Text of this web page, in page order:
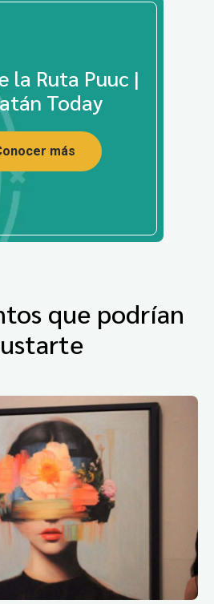
la Ruta Puuc |
Today
más
que podrían